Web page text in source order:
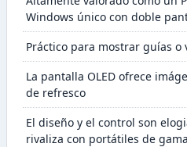
Windows único con doble
Práctico para mostrar guías
La pantalla OLED ofrece
de refresco
El diseño y el control son
rivaliza con portátiles de